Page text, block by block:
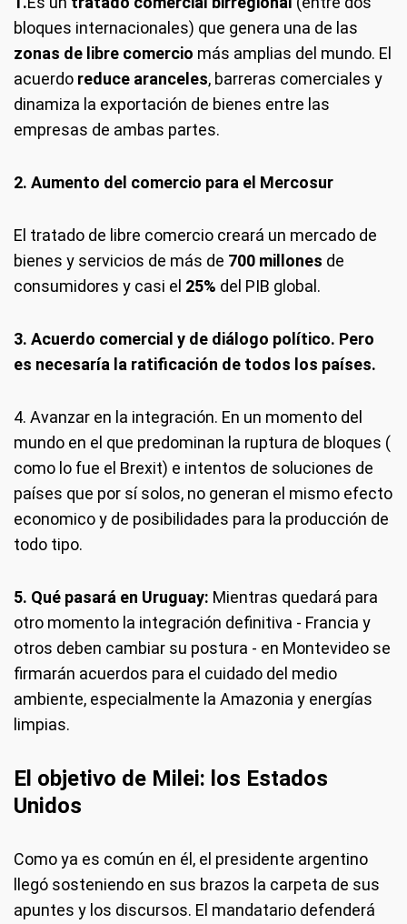
bloques internacionales) que genera una de las
zonas de libre comercio más amplias del mundo. El
acuerdo reduce aranceles, barreras comerciales y
dinamiza la exportación de bienes entre las
empresas de ambas partes.
2. Aumento del comercio para el Mercosur
El tratado de libre comercio creará un mercado de
bienes y servicios de más de 700 millones de
consumidores y casi el 25% del PIB global.
3. Acuerdo comercial y de diálogo político. Pero
es necesaría la ratificación de todos los países.
4. Avanzar en la integración. En un momento del
mundo en el que predominan la ruptura de bloques (
como lo fue el Brexit) e intentos de soluciones de
países que por sí solos, no generan el mismo efecto
economico y de posibilidades para la producción de
todo tipo.
5. Qué pasará en Uruguay: Mientras quedará para
otro momento la integración definitiva - Francia y
otros deben cambiar su postura - en Montevideo se
firmarán acuerdos para el cuidado del medio
ambiente, especialmente la Amazonia y energías
limpias.
El objetivo de Milei: los Estados
Unidos
Como ya es común en él, el presidente argentino
llegó sosteniendo en sus brazos la carpeta de sus
apuntes y los discursos. El mandatario defenderá